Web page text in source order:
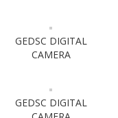
GEDSC DIGITAL
CAMERA
GEDSC DIGITAL